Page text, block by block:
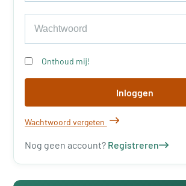
Onthoud mij!
Inloggen
Wachtwoord vergeten
Nog geen account? Registreren